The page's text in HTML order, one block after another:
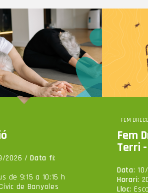
2026 /Data fi:
de 9:15 a 10:15 h
de Banyoles
FEM
Fem
Terri
Data:
Horari:
Lloc: